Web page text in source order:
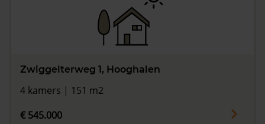
Zwiggelterweg 1, Hooghalen
4 kamers | 151 m2
€ 545.000